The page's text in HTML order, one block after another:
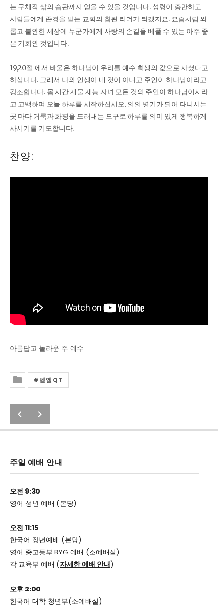
는 구체적 삶의 습관까지 얻을 수 있을 것입니다. 성령이 충만하고
사람들에게 존경을 받는 교회의 참된 리더가 되겠지요. 요즘처럼 외
롭고 불안한 세상에 누군가에게 사랑의 손길을 베풀 수 있는 아주 좋
은 기회인 것입니다.
19,20절 에서 바울은 하나님이 우리를 예수 희생의 값으로 사셨다고
하십니다. 그래서 나의 인생이 내 것이 아니고 주인이 하나님이라고
강조합니다. 몸 시간 재물 재능 자녀 모든 것의 주인이 하나님이시라
고 고백하며 오늘 하루를 시작하십시오. 의의 병기가 되어 다니시는
곳 마다 거룩과 화평을 드러내는 도구로 하루를 의미 있게 행복하게
사시기를 기도합니다.
찬양:
아름답고 놀라운 주 예수
벧엘QT
Post navigation
Previous: 2020년 8월 20일(목) 벧
Next: 2020년 8월 23일 교회소식
주일 예배 안내
오전 9:30
영어 성년 예배 (본당)
오전 11:15
한국어 장년예배 (본당)
영어 중고등부 BYG 예배 (소예배실)
각 교육부 예배 (자세한 예배 안내)
오후 2:00
한국어 대학 청년부(소예배실)